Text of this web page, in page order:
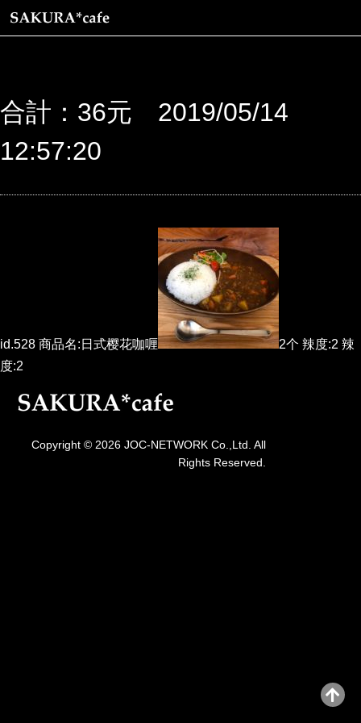
合計：36元 2019/05/14
12:57:20
id.528 商品名:日式樱花咖喱
2个 辣度:2 辣
度:2
Copyright © 2026 JOC-NETWORK Co.,Ltd. All
Rights Reserved.